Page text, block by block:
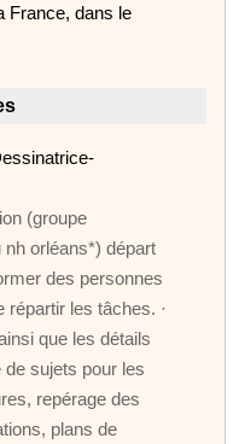
France, dans le
(groupe
orléans*) départ
des personnes
les tâches. ·
que les détails
sujets pour les
repérage des
plans de